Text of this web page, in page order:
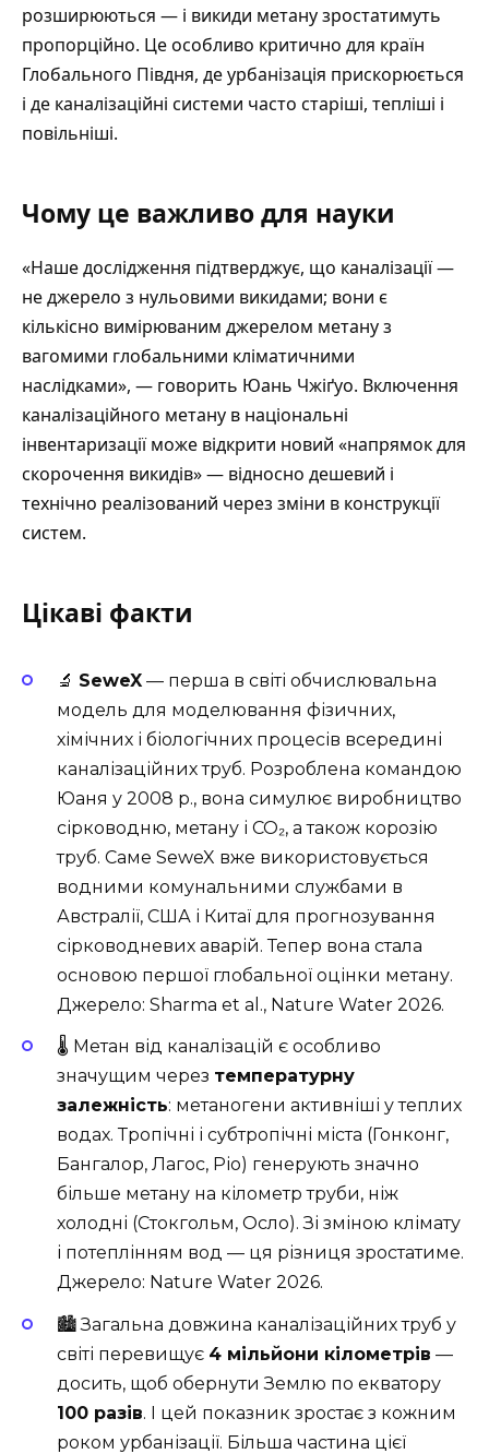
розширюються — і викиди метану зростатимуть
пропорційно. Це особливо критично для країн
Глобального Півдня, де урбанізація прискорюється
і де каналізаційні системи часто старіші, тепліші і
повільніші.
Чому це важливо для науки
«Наше дослідження підтверджує, що каналізації —
не джерело з нульовими викидами; вони є
кількісно вимірюваним джерелом метану з
вагомими глобальними кліматичними
наслідками», — говорить Юань Чжіґуо. Включення
каналізаційного метану в національні
інвентаризації може відкрити новий «напрямок для
скорочення викидів» — відносно дешевий і
технічно реалізований через зміни в конструкції
систем.
Цікаві факти
🔬 SeweX — перша в світі обчислювальна
модель для моделювання фізичних,
хімічних і біологічних процесів всередині
каналізаційних труб. Розроблена командою
Юаня у 2008 р., вона симулює виробництво
сірководню, метану і CO₂, а також корозію
труб. Саме SeweX вже використовується
водними комунальними службами в
Австралії, США і Китаї для прогнозування
сірководневих аварій. Тепер вона стала
основою першої глобальної оцінки метану.
Джерело: Sharma et al., Nature Water 2026.
🌡️ Метан від каналізацій є особливо
значущим через температурну
залежність: метаногени активніші у теплих
водах. Тропічні і субтропічні міста (Гонконг,
Бангалор, Лагос, Ріо) генерують значно
більше метану на кілометр труби, ніж
холодні (Стокгольм, Осло). Зі зміною клімату
і потеплінням вод — ця різниця зростатиме.
Джерело: Nature Water 2026.
🏙️ Загальна довжина каналізаційних труб у
світі перевищує 4 мільйони кілометрів —
досить, щоб обернути Землю по екватору
100 разів. І цей показник зростає з кожним
роком урбанізації. Більша частина цієї